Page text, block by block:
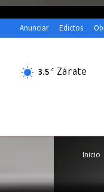
Anunciar Edictos
3.5 C Zárate
Inicio